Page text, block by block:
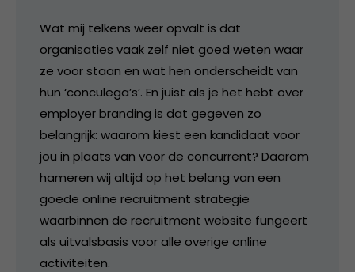
Wat mij telkens weer opvalt is dat
organisaties vaak zelf niet goed weten waar
ze voor staan en wat hen onderscheidt van
hun ‘conculega’s’. En juist als je het hebt over
employer branding is dat gegeven zo
belangrijk: waarom kiest een kandidaat voor
jou in plaats van voor de concurrent? Daarom
hameren wij altijd op het belang van een
goede online recruitment strategie
waarbinnen de recruitment website fungeert
als uitvalsbasis voor alle overige online
activiteiten.